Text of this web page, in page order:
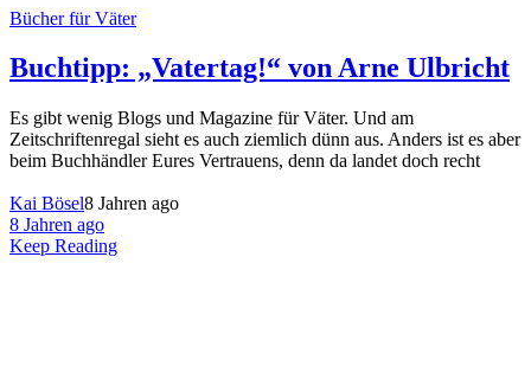
Bücher für Väter
Buchtipp: „Vatertag!“ von Arne Ulbricht
Es gibt wenig Blogs und Magazine für Väter. Und am
Zeitschriftenregal sieht es auch ziemlich dünn aus. Anders ist es aber
beim Buchhändler Eures Vertrauens, denn da landet doch recht
Kai Bösel8 Jahren ago
8 Jahren ago
Keep Reading